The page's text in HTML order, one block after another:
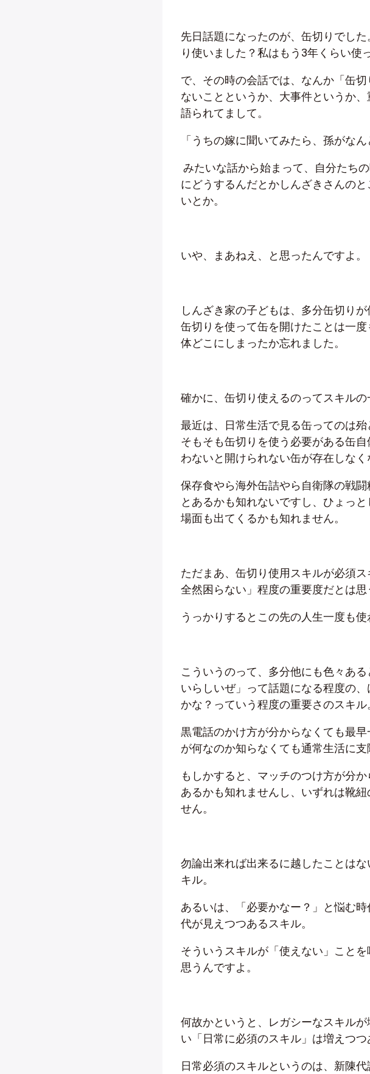
先日話題になったのが、缶切りでし
り使いました？私はもう 3年くらい使
で、その時の会話では、なんか「缶
ないことというか、大事件というか
語られてまして。
「うちの嫁に聞いてみたら、孫がな
みたいな話から始まって、自分たち
にどうするんだとかしんざきさんの
いとか。
いや、まあねえ、と思ったんですよ。
しんざき家の子どもは、多分缶切り
缶切りを使って缶を開けたことは一
体どこにしまったか忘れました。
確かに、缶切り使えるのってスキルの
最近は、日常生活で見る缶ってのは
そもそも缶切りを使う必要がある缶
わないと開けられない缶が存在しなく
保存食やら海外缶詰やら自衛隊の戦
とあるかも知れないですし、ひょっ
場面も出てくるかも知れません。
ただまあ、缶切り使用スキルが必須
全然困らない」程度の重要度だとは思
うっかりするとこの先の人生一度も
こういうのって、多分他にも色々あ
いらしいぜ」って話題になる程度の
かな？っていう程度の重要さのスキル
黒電話のかけ方が分からなくても最
が何なのか知らなくても通常生活に支
もしかすると、マッチのつけ方が分
あるかも知れませんし、いずれは靴
せん。
勿論出来れば出来るに越したことは
キル。
あるいは、「必要かなー？」と悩む
代が見えつつあるスキル。
そういうスキルが「使えない」こと
思うんですよ。
何故かというと、レガシーなスキル
い「日常に必須のスキル」は増えつつ
日常必須のスキルというのは、新陳